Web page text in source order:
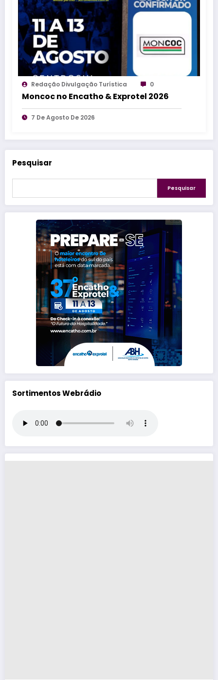
Redação Divulgação Turística 0
Moncoc no Encatho & Exprotel 2026
7 De Agosto De 2026
Pesquisar
Pesquisar
Sortimentos Webrádio